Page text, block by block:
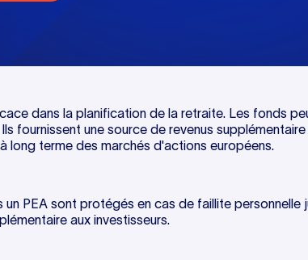
dans la planification de la retraite. Les fonds
fournissent une source de revenus
long terme des marchés d'actions européens.
un PEA sont protégés en cas de faillite personnelle
aux investisseurs.